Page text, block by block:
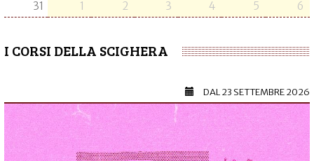
31
1 2 3 4 5 6
I CORSI DELLA SCIGHERA
DAL23 SETTEMBRE 2026